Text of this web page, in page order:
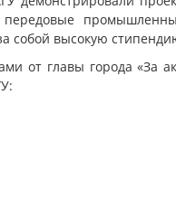
собой высокую
от главы города